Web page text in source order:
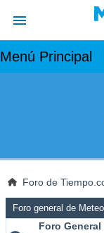
Menú Principal
Foro de
Foro general de
Foro